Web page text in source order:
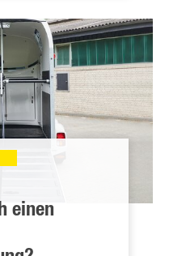
einen